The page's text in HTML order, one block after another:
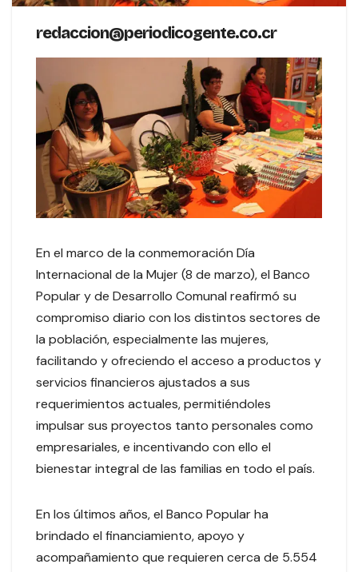
redaccion@periodicogente.co.cr
En el marco de la conmemoración Día
Internacional de la Mujer (8 de marzo), el Banco
Popular y de Desarrollo Comunal reafirmó su
compromiso diario con los distintos sectores de
la población, especialmente las mujeres,
facilitando y ofreciendo el acceso a productos y
servicios financieros ajustados a sus
requerimientos actuales, permitiéndoles
impulsar sus proyectos tanto personales como
empresariales, e incentivando con ello el
bienestar integral de las familias en todo el país.
En los últimos años, el Banco Popular ha
brindado el financiamiento, apoyo y
acompañamiento que requieren cerca de 5.554